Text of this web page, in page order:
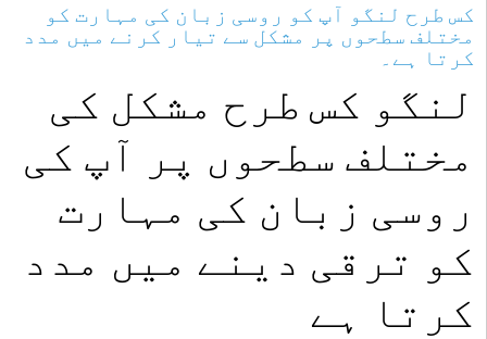
کس طرح لنگو آپ کو روسی زبان کی مہارت کو
مختلف سطحوں پر مشکل سے تیار کرنے میں مدد
کرتا ہے۔
لنگو کس طرح مشکل کی
مختلف سطحوں پر آپ کی
روسی زبان کی مہارت
کو ترقی دینے میں مدد
کرتا ہے